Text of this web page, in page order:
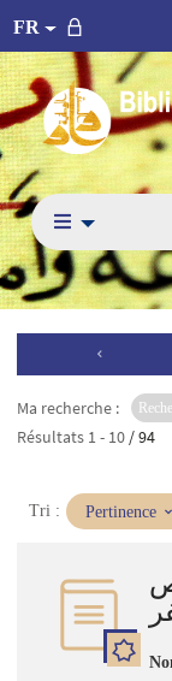
FR
Ma recherche :
Résultats 1 - 10 / 94
Tri : (Mise
immédiate)
Pertinence